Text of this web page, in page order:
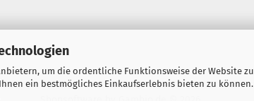
um die ordentliche Funktionsweise der Website zu
ein bestmögliches Einkaufserlebnis bieten zu können.